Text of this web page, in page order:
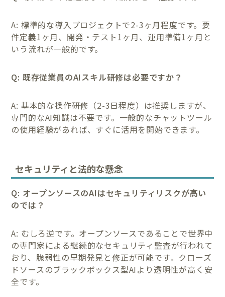
A: 標準的な導入プロジェクトで2-3ヶ月程度です。要
件定義1ヶ月、開発・テスト1ヶ月、運用準備1ヶ月と
いう流れが一般的です。
Q: 既存従業員のAIスキル研修は必要ですか？
A: 基本的な操作研修（2-3日程度）は推奨しますが、
専門的なAI知識は不要です。一般的なチャットツール
の使用経験があれば、すぐに活用を開始できます。
セキュリティと法的な懸念
Q: オープンソースのAIはセキュリティリスクが高い
のでは？
A: むしろ逆です。オープンソースであることで世界中
の専門家による継続的なセキュリティ監査が行われて
おり、脆弱性の早期発見と修正が可能です。クローズ
ドソースのブラックボックス型AIより透明性が高く安
全です。